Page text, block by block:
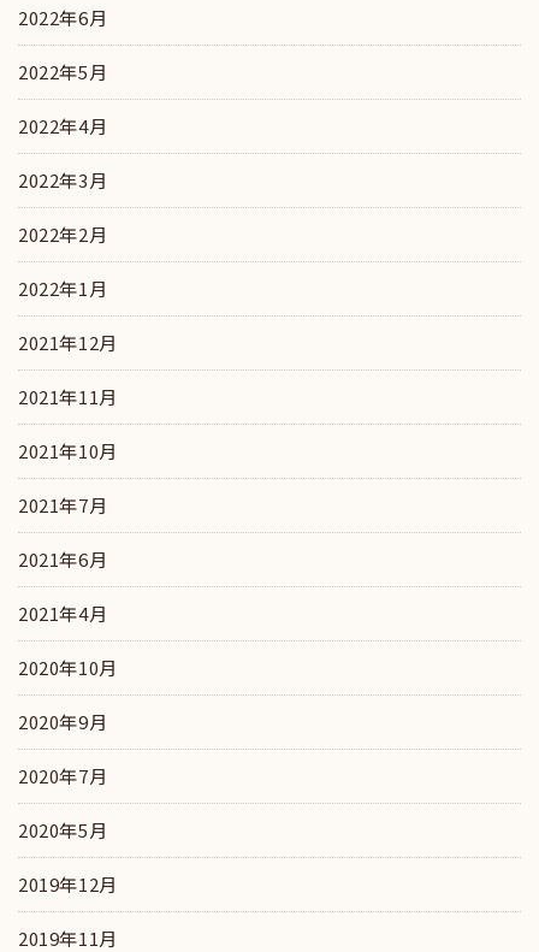
2022年6月
2022年5月
2022年4月
2022年3月
2022年2月
2022年1月
2021年12月
2021年11月
2021年10月
2021年7月
2021年6月
2021年4月
2020年10月
2020年9月
2020年7月
2020年5月
2019年12月
2019年11月